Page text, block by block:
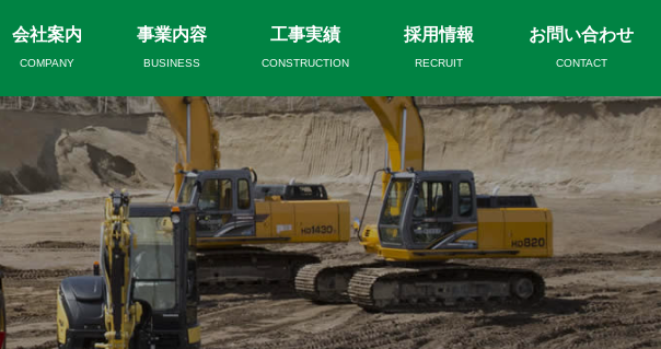
会社案内
COMPANY
事業内容
BUSINESS
工事実績
CONSTRUCTION
採用情報
RECRUIT
お問い合わせ
CONTACT